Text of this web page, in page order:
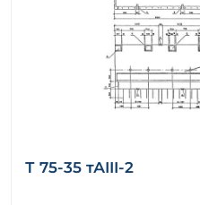
Т 75-35 тАIII-2